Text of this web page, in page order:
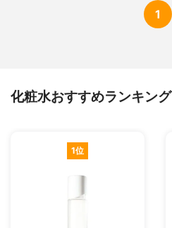
1
化粧水おすすめランキング
1位